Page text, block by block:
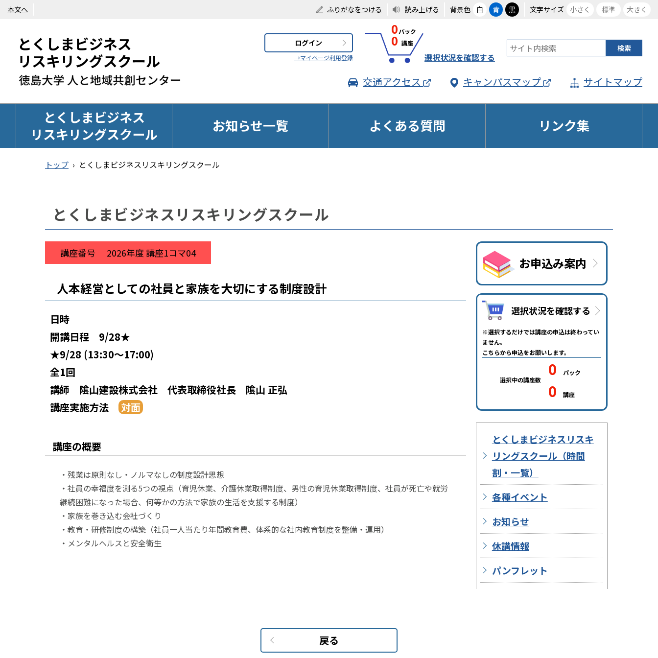
本文へ ふりがなをつける 読み上げる 背景色 白 青 黒 文字サイズ 小さく 標準 大きく
ログイン
→マイページ利用登録
0
0
選択状況を確認する
交通アクセス キャンパスマップ サイトマップ
とくしまビジネス
リスキリングスクール
お知らせ一覧 よくある質問 リンク集
トップ › とくしまビジネスリスキリングスクール
とくしまビジネスリスキリングスクール
講座番号 2026年度 講座1コマ04
人本経営としての社員と家族を大切にする制度設計
日時
開講日程
9/28★
★9/28 (13:30～17:00)
全1回
講師
隂山建設株式会社 代表取締役社長 隂山 正弘
講座実施方法
講座の概要
・残業は原則なし・ノルマなしの制度設計思想
・社員の幸福度を測る5つの視点（育児休業、介護休業取得制度、男性の育児休業取得制度、社員が死亡や就労
継続困難になった場合、何等かの方法で家族の生活を支援する制度）
・家族を巻き込む会社づくり
・教育・研修制度の構築（社員一人当たり年間教育費、体系的な社内教育制度を整備・運用）
・メンタルヘルスと安全衛生
お申込み案内
選択状況を確認する
選択するだけでは講座の申込は終わってい
ません。
こちらから申込をお願いします。
選択中の講座数
0
0
とくしまビジネスリスキ
リングスクール（時間
割・一覧）
各種イベント
お知らせ
休講情報
パンフレット
戻る